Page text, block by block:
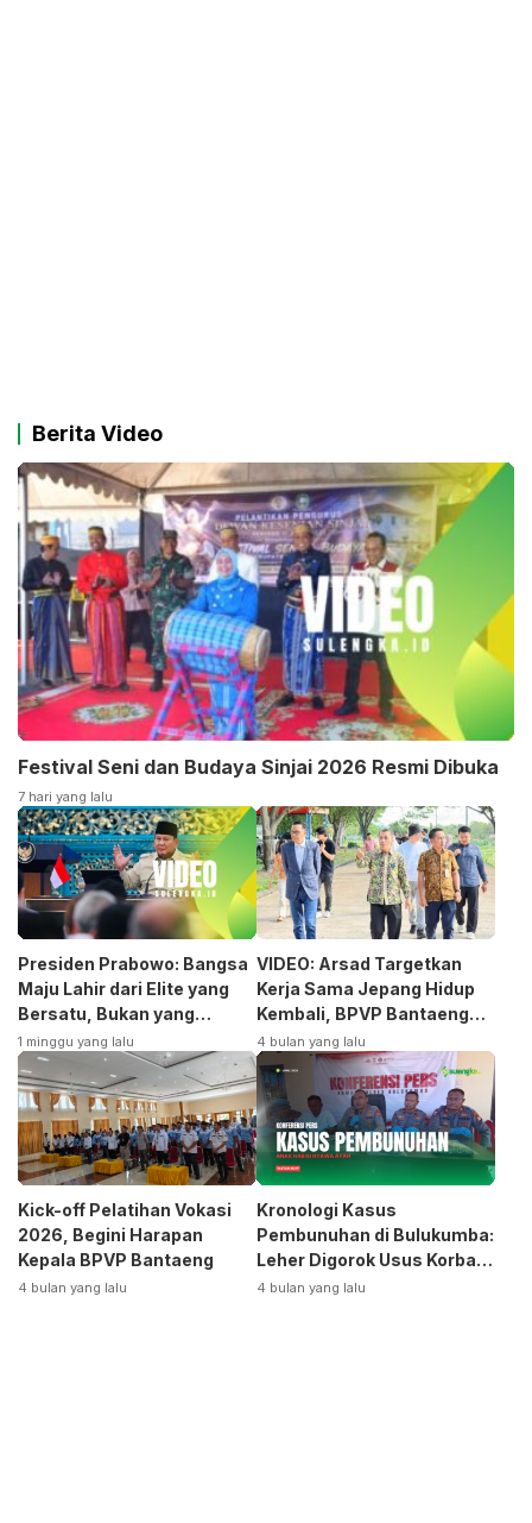
Berita Video
Festival Seni dan Budaya Sinjai 2026 Resmi Dibuka
7 hari yang lalu
Presiden Prabowo: Bangsa
Maju Lahir dari Elite yang
Bersatu, Bukan yang
Terpecah
1 minggu yang lalu
VIDEO: Arsad Targetkan
Kerja Sama Jepang Hidup
Kembali, BPVP Bantaeng
Siap Bangkitkan Jurusan
Otomotif
4 bulan yang lalu
Kick-off Pelatihan Vokasi
2026, Begini Harapan
Kepala BPVP Bantaeng
4 bulan yang lalu
Kronologi Kasus
Pembunuhan di Bulukumba:
Leher Digorok Usus Korban
Dikeluarkan
4 bulan yang lalu